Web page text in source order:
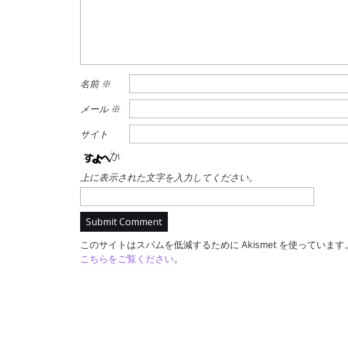
名前※
メール ※
サイト
上に表示された文字を入力してください。
このサイトはスパムを低減するために Akismet を使っています。
こちらをご覧ください。